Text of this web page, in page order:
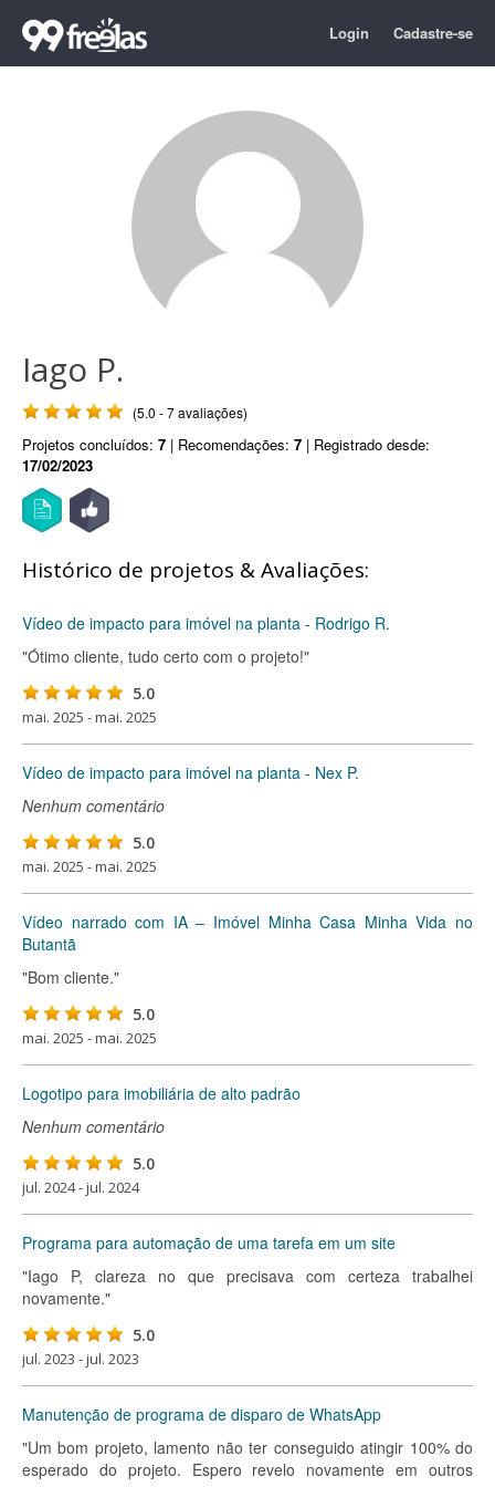
Login Cadastre-se
Iago P.
(5.0 - 7 avaliações)
Projetos concluídos: 7 | Recomendações: 7 | Registrado desde:
17/02/2023
Histórico de projetos & Avaliações:
Vídeo de impacto para imóvel na planta - Rodrigo R.
"Ótimo cliente, tudo certo com o projeto!"
5.0
mai. 2025 - mai. 2025
Vídeo de impacto para imóvel na planta - Nex P.
Nenhum comentário
5.0
mai. 2025 - mai. 2025
Vídeo narrado com IA – Imóvel Minha Casa Minha Vida no
Butantã
"Bom cliente."
5.0
mai. 2025 - mai. 2025
Logotipo para imobiliária de alto padrão
Nenhum comentário
5.0
jul. 2024 - jul. 2024
Programa para automação de uma tarefa em um site
"Iago P, clareza no que precisava com certeza trabalhei
novamente."
5.0
jul. 2023 - jul. 2023
Manutenção de programa de disparo de WhatsApp
"Um bom projeto, lamento não ter conseguido atingir 100% do
esperado do projeto. Espero revelo novamente em outros